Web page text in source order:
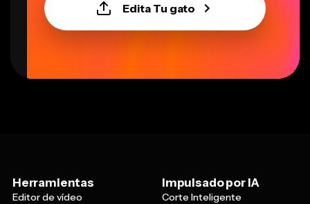
Edita Tu gato
Herramientas
Editor de vídeo
Impulsado por IA
Corte Inteligente